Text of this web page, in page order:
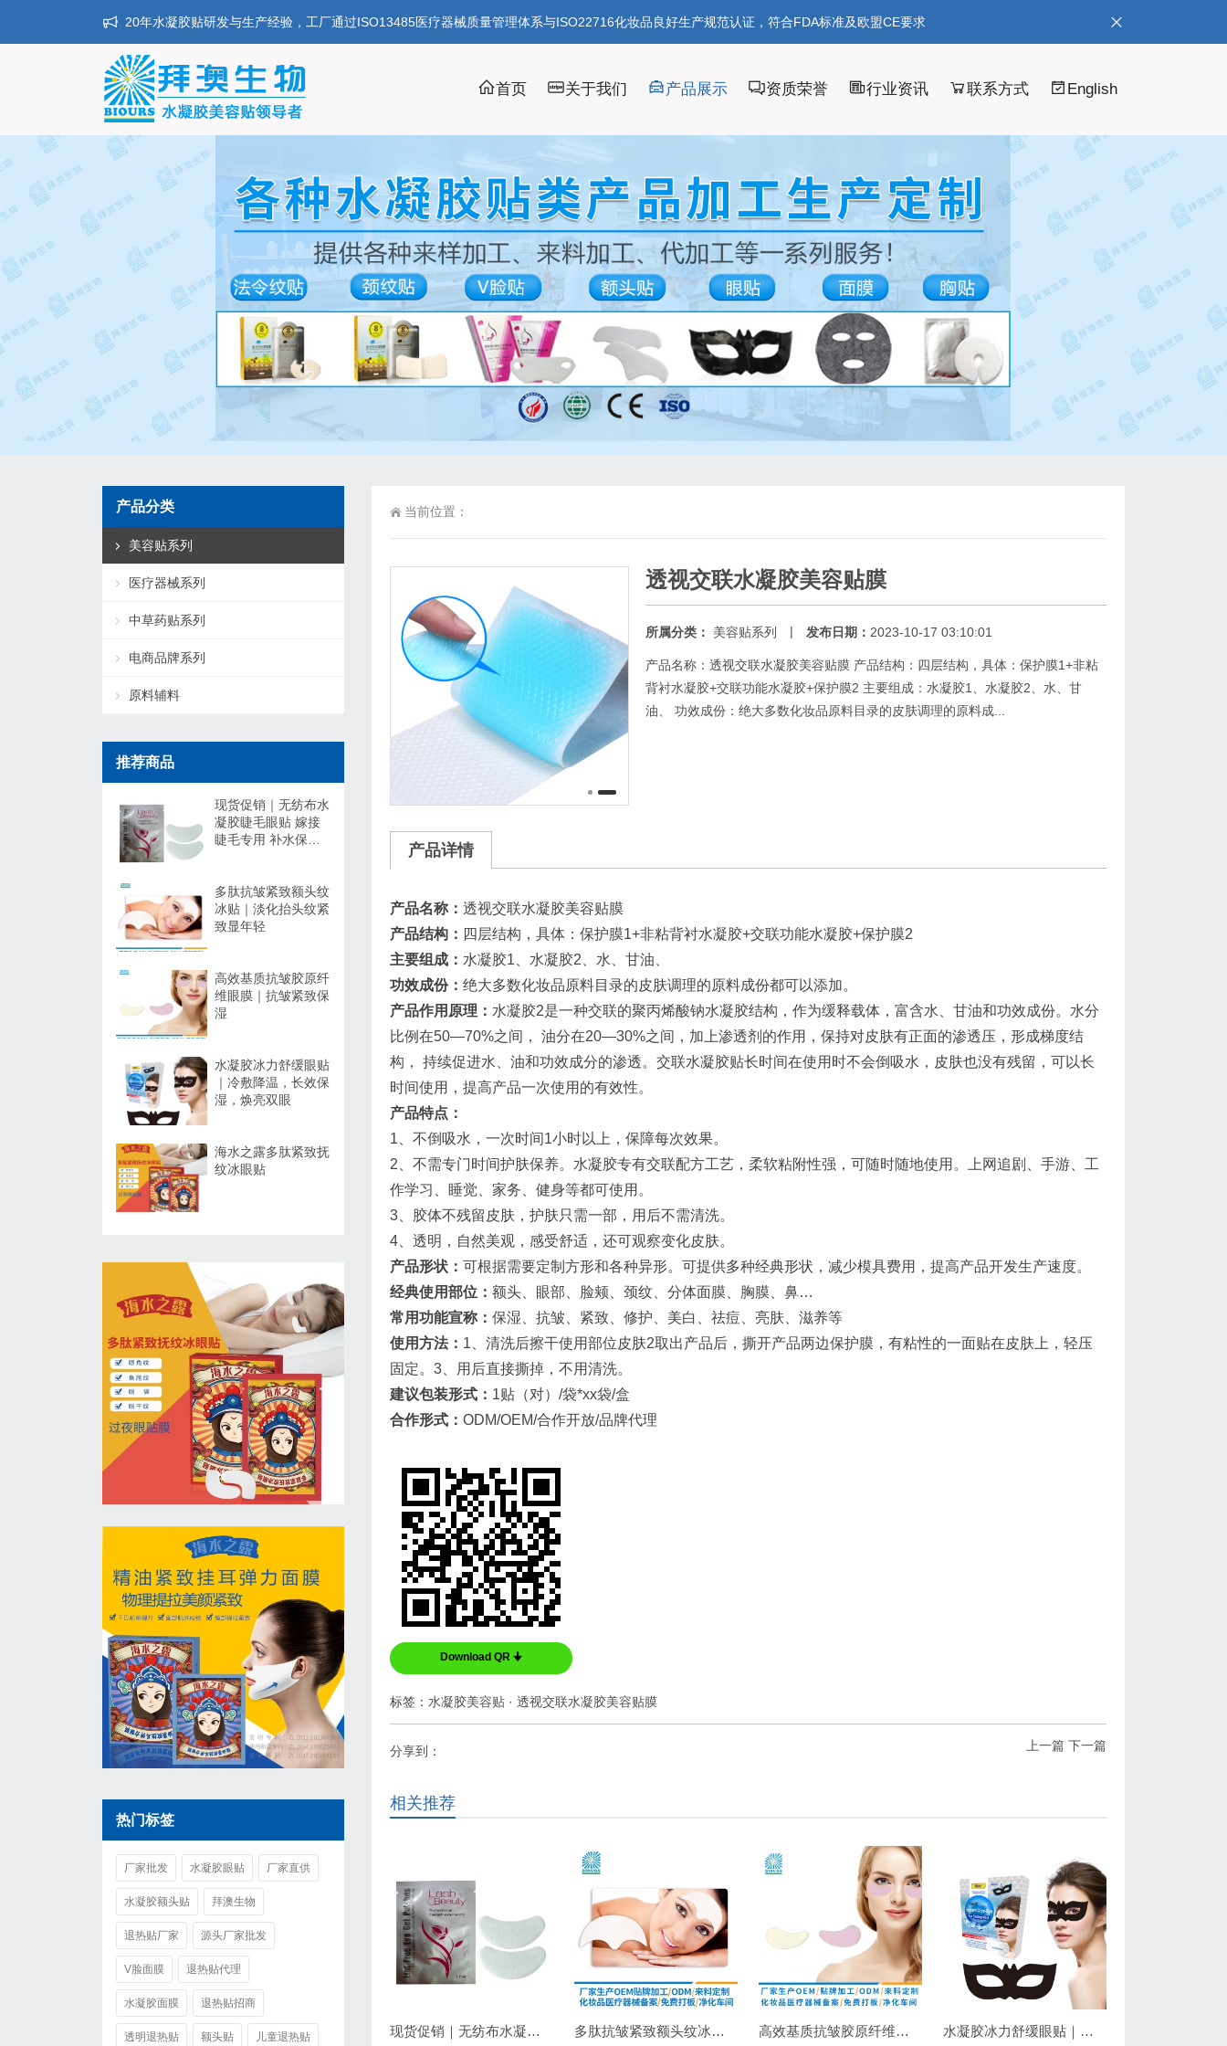
20年水凝胶贴研发与生产经验，工厂通过ISO13485医疗器械质量管理体系与ISO22716化妆品良好生产规范认证，符合FDA标准及欧盟CE要求
首页 关于我们 产品展示 资质荣誉 行业资讯 联系方式 English
当前位置：
透视交联水凝胶美容贴膜
所属分类： 美容贴系列 | 发布日期： 2023-10-17 03:10:01
产品名称：透视交联水凝胶美容贴膜 产品结构：四层结构，具体：保护膜1+非粘
背衬水凝胶+交联功能水凝胶+保护膜2 主要组成：水凝胶1、水凝胶2、水、甘
油、 功效成份：绝大多数化妆品原料目录的皮肤调理的原料成...
产品详情
产品名称： 透视交联水凝胶美容贴膜
产品结构： 四层结构，具体：保护膜1+非粘背衬水凝胶+交联功能水凝胶+保护膜2
主要组成： 水凝胶1、水凝胶2、水、甘油、
功效成份： 绝大多数化妆品原料目录的皮肤调理的原料成份都可以添加。
产品作用原理： 水凝胶2是一种交联的聚丙烯酸钠水凝胶结构，作为缓释载体，富含水、甘油和功效成份。水分
比例在50—70%之间， 油分在20—30%之间，加上渗透剂的作用，保持对皮肤有正面的渗透压，形成梯度结
构， 持续促进水、油和功效成分的渗透。交联水凝胶贴长时间在使用时不会倒吸水，皮肤也没有残留，可以长
时间使用，提高产品一次使用的有效性。
产品特点：
1、不倒吸水，一次时间1小时以上，保障每次效果。
2、不需专门时间护肤保养。水凝胶专有交联配方工艺，柔软粘附性强，可随时随地使用。上网追剧、手游、工
作学习、睡觉、家务、健身等都可使用。
3、胶体不残留皮肤，护肤只需一部，用后不需清洗。
4、透明，自然美观，感受舒适，还可观察变化皮肤。
产品形状： 可根据需要定制方形和各种异形。可提供多种经典形状，减少模具费用，提高产品开发生产速度。
经典使用部位： 额头、眼部、脸颊、颈纹、分体面膜、胸膜、鼻…
常用功能宣称： 保湿、抗皱、紧致、修护、美白、祛痘、亮肤、滋养等
使用方法： 1、清洗后擦干使用部位皮肤2取出产品后，撕开产品两边保护膜，有粘性的一面贴在皮肤上，轻压
固定。3、用后直接撕掉，不用清洗。
建议包装形式： 1贴（对）/袋*xx袋/盒
合作形式： ODM/OEM/合作开放/品牌代理
Download QR 🠋
标签： 水凝胶美容贴 · 透视交联水凝胶美容贴膜
上一篇 下一篇
分享到：
相关推荐
现货促销｜无纺布水凝胶睫毛眼贴 嫁接睫毛专用 补水保湿不干扰操作 多肽抗皱紧致额头纹冰贴｜淡化抬头纹紧致显年轻 高效基质抗皱胶原纤维眼膜｜抗皱紧致保湿 水凝胶冰力舒缓眼贴｜冷敷降温，长效保湿，焕亮双眼
产品分类
美容贴系列
医疗器械系列
中草药贴系列
电商品牌系列
原料辅料
推荐商品
现货促销｜无纺布水
凝胶睫毛眼贴 嫁接
睫毛专用 补水保湿
多肽抗皱紧致额头纹
冰贴｜淡化抬头纹紧
致显年轻
高效基质抗皱胶原纤
维眼膜｜抗皱紧致保
湿
水凝胶冰力舒缓眼贴
｜冷敷降温，长效保
湿，焕亮双眼
海水之露多肽紧致抚
纹冰眼贴
热门标签
厂家批发 水凝胶眼贴 厂家直供
水凝胶额头贴 拜澳生物
退热贴厂家 源头厂家批发
V脸面膜 退热贴代理
水凝胶面膜 退热贴招商
透明退热贴 额头贴 儿童退热贴